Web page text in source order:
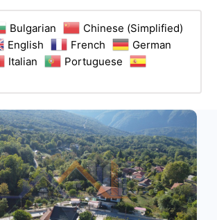
Bulgarian
Chinese (Simplified)
English French
German
Italian
Portuguese